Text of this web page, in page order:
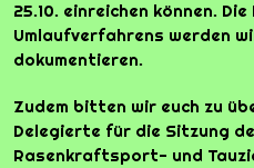
25.10. einreichen können.
Umlaufverfahrens werden
dokumentieren.
Zudem bitten wir euch zu
Delegierte für die Sitzung
Rasenkraftsport- und